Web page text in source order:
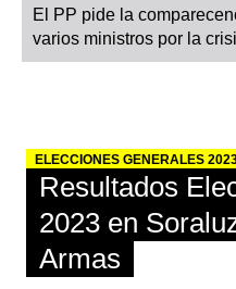
El PP pide la
varios ministros por la
ELECCIONES GENERALES
Resultados
2023 en
Armas